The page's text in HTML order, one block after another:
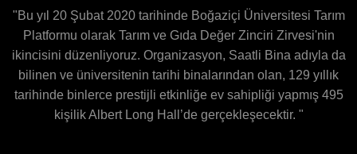
"Bu yıl 20 Şubat 2020 tarihinde Boğaziçi Üniversitesi Tarım
Platformu olarak Tarım ve Gıda Değer Zinciri Zirvesi'nin
ikincisini düzenliyoruz. Organizasyon, Saatli Bina adıyla da
bilinen ve üniversitenin tarihi binalarından olan, 129 yıllık
tarihinde binlerce prestijli etkinliğe ev sahipliği yapmış 495
kişilik Albert Long Hall’de gerçekleşecektir. "